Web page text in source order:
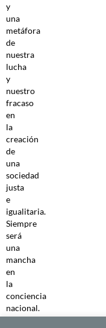
y
una
metáfora
de
nuestra
lucha
y
nuestro
fracaso
en
la
creación
de
una
sociedad
justa
e
igualitaria.
Siempre
será
una
mancha
en
la
conciencia
nacional.
Tal